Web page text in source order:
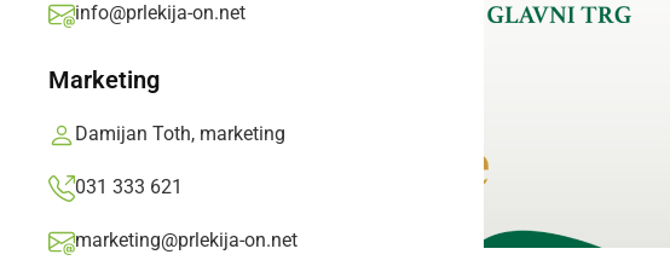
info@prlekija-on.net
Marketing
Damijan Toth, marketing
031 333 621
marketing@prlekija-on.net